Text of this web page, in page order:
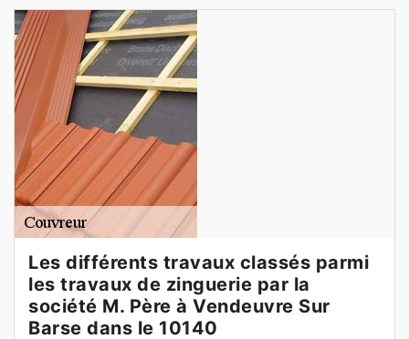
Les différents travaux classés parmi
les travaux de zinguerie par la
société M. Père à Vendeuvre Sur
Barse dans le 10140